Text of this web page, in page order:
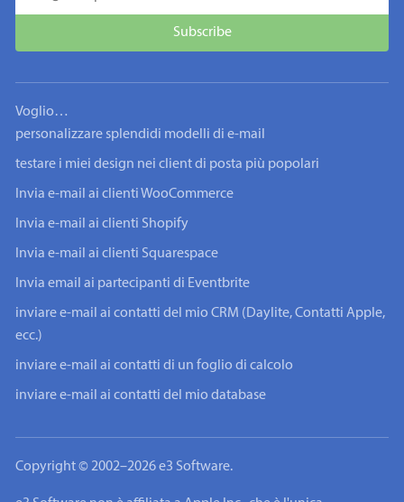
Voglio…
personalizzare splendidi modelli di e-mail
testare i miei design nei client di posta più popolari
Invia e-mail ai clienti WooCommerce
Invia e-mail ai clienti Shopify
Invia e-mail ai clienti Squarespace
Invia email ai partecipanti di Eventbrite
inviare e-mail ai contatti del mio CRM (Daylite, Contatti Apple,
ecc.)
inviare e-mail ai contatti di un foglio di calcolo
inviare e-mail ai contatti del mio database
Copyright © 2002–2026 e3 Software.